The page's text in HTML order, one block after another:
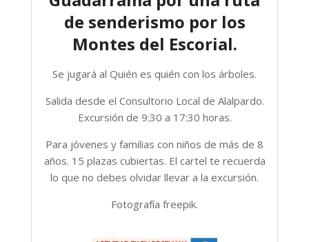
de senderismo por los
Montes del Escorial.
Se jugará al Quién es quién con los árboles.
Salida desde el Consultorio Local de Alalpardo.
Excursión de 9:30 a 17:30 horas.
Para jóvenes y familias con niños de más de 8
años. 15 plazas cubiertas. El cartel te recuerda
lo que no debes olvidar llevar a la excursión.
Fotografía freepik.